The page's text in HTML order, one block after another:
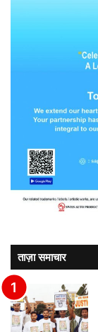
ताज़ा समाचार